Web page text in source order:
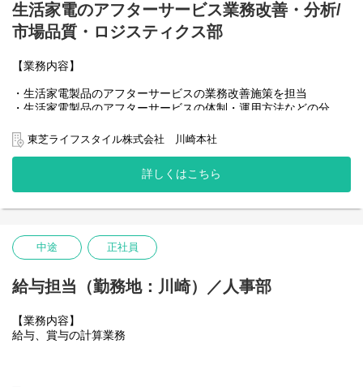
生活家電のアフターサービス業務改善・分析/
市場品質・ロジスティクス部
【業務内容】
・生活家電製品のアフターサービスの業務改善施策を担当
・生活家電製品のアフターサービスの体制・運用方法などの分
東芝ライフスタイル株式会社 川崎本社
詳しくはこちら
中途 正社員
給与担当（勤務地：川崎）／人事部
【業務内容】
給与、賞与の計算業務